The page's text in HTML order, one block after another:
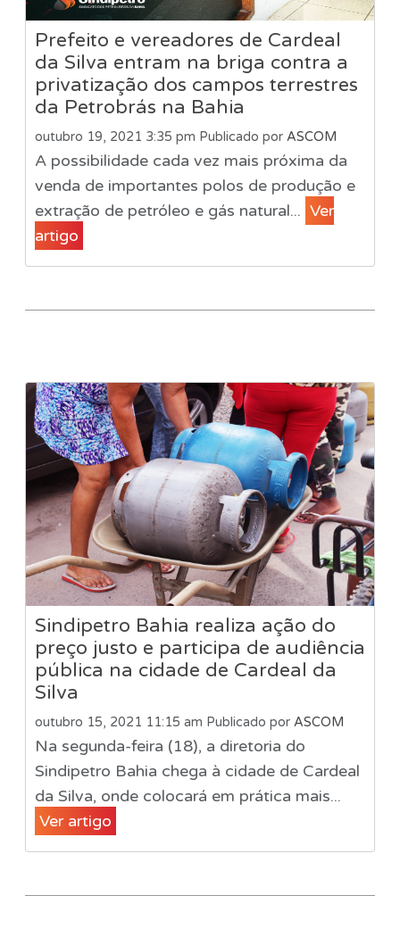
Prefeito e vereadores de Cardeal
da Silva entram na briga contra a
privatização dos campos terrestres
da Petrobrás na Bahia
outubro 19, 2021 3:35 pm Publicado por ASCOM
A possibilidade cada vez mais próxima da
venda de importantes polos de produção e
extração de petróleo e gás natural... Ver
artigo
Sindipetro Bahia realiza ação do
preço justo e participa de audiência
pública na cidade de Cardeal da
Silva
outubro 15, 2021 11:15 am Publicado por ASCOM
Na segunda-feira (18), a diretoria do
Sindipetro Bahia chega à cidade de Cardeal
da Silva, onde colocará em prática mais...
Ver artigo